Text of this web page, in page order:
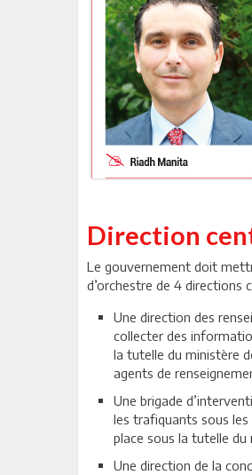
Direction
Le gouvernement doit
d’orchestre de 4 directions
Une direction des
collecter des
la tutelle du ministère
agents de
Une brigade
les trafiquants sous
place sous la tutelle du
Une direction de la